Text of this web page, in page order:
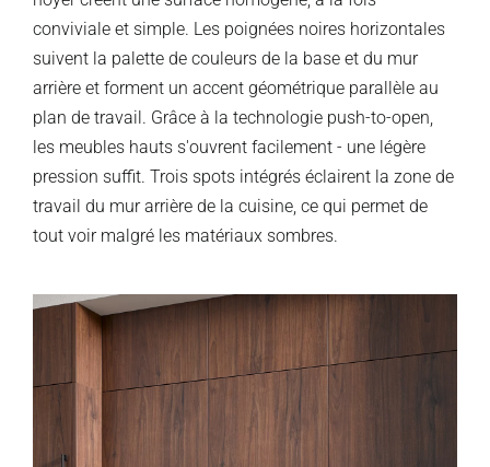
conviviale et simple. Les poignées noires horizontales
suivent la palette de couleurs de la base et du mur
arrière et forment un accent géométrique parallèle au
plan de travail. Grâce à la technologie push-to-open,
les meubles hauts s'ouvrent facilement - une légère
pression suffit. Trois spots intégrés éclairent la zone de
travail du mur arrière de la cuisine, ce qui permet de
tout voir malgré les matériaux sombres.